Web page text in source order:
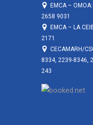
EMCA –
2658 9031
EMCA – LA
2171
CECAMARH/
8334, 2239-8346,
243